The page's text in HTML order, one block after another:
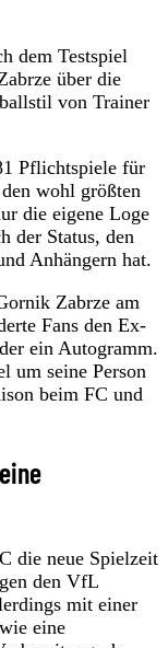
dem Testspiel
über die
von Trainer
Pflichtspiele für
wohl größten
die eigene Loge
der Status, den
Anhängern hat.
Zabrze am
Fans den Ex-
ein Autogramm.
um seine Person
beim FC und
die neue Spielzeit
den VfL
mit einer
eine